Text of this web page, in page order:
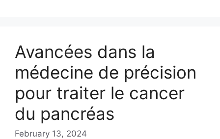
Avancées dans la
médecine de précision
pour traiter le cancer
du pancréas
February 13, 2024